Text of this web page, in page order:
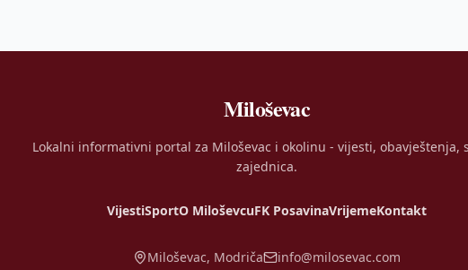
Miloševac
Lokalni informativni portal za Miloševac i okolinu - vijesti, obavještenja,
zajednica.
VijestiSportO MiloševcuFK PosavinaVrijemeKontakt
Miloševac, Modriča info@milosevac.com